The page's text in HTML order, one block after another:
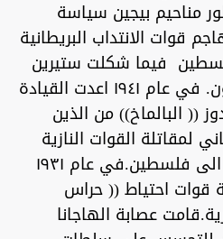
مناحيم بيجين سياسة
قوات الانتداب البريطانية
فيما شكلت ستيرين
راس الحربة لعصابة الارغون. في عام ١٩٤١ اعدت القيادة
(( البالماخ)) من الذين
لمقاتلة القوات النازية
في حال وصول جيوشها الى فلسطين.في عام ١٩٣١
قوات احتياط (( حراس
عصابة الهاجانا